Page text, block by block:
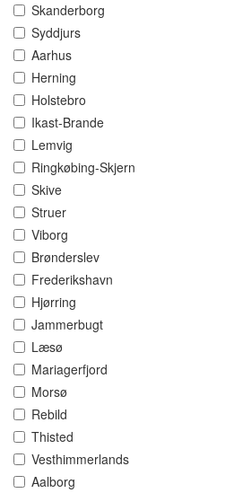
Skanderborg
Syddjurs
Aarhus
Herning
Holstebro
Ikast-Brande
Lemvig
Ringkøbing-Skjern
Skive
Struer
Viborg
Brønderslev
Frederikshavn
Hjørring
Jammerbugt
Læsø
Mariagerfjord
Morsø
Rebild
Thisted
Vesthimmerlands
Aalborg